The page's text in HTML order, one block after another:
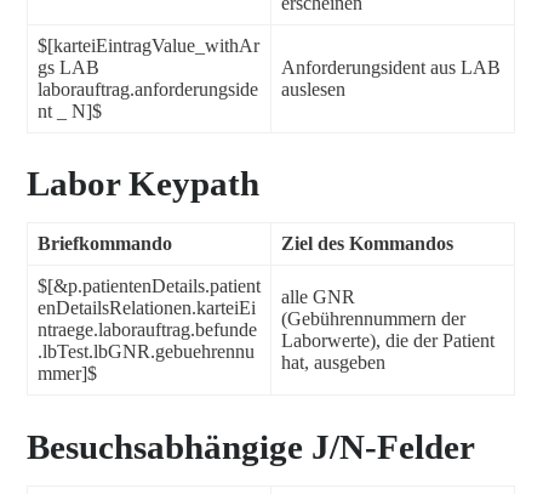
$[karteiEintragValue_withAr
gs LAB
laborauftrag.anforderungside
nt _ N]$
Anforderungsident aus LAB
auslesen
Labor Keypath
Briefkommando Ziel des Kommandos
$[&p.patientenDetails.patient
enDetailsRelationen.karteiEi
ntraege.laborauftrag.befunde
.lbTest.lbGNR.gebuehrennu
mmer]$
alle GNR
(Gebührennummern der
Laborwerte), die der Patient
hat, ausgeben
Besuchsabhängige J/N-Felder